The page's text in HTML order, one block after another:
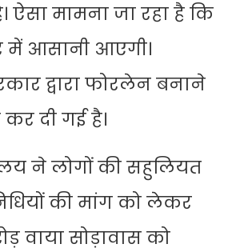
ऐसा मामना जा रहा है कि
आसानी आएगी।
द्वारा फोरलेन बनाने
दी गई है।
ने लोगों की सहुलियत
की मांग को लेकर
वाया सोड़ावास को